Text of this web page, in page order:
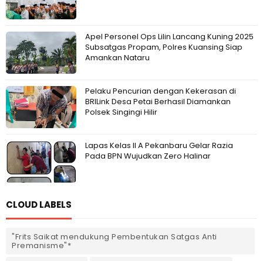
Apel Personel Ops Lilin Lancang Kuning 2025
Subsatgas Propam, Polres Kuansing Siap
Amankan Nataru
Pelaku Pencurian dengan Kekerasan di
BRILink Desa Petai Berhasil Diamankan
Polsek Singingi Hilir
Lapas Kelas II A Pekanbaru Gelar Razia
Pada BPN Wujudkan Zero Halinar
CLOUD LABELS
"Frits Saikat mendukung Pembentukan Satgas Anti
Premanisme"*